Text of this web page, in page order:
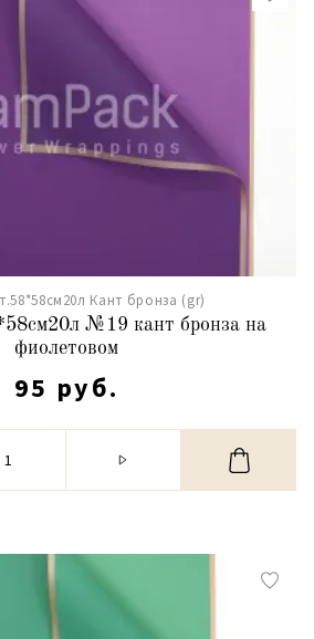
Кант бронза (gr)
№19 кант бронза на
фиолетовом
95 руб.